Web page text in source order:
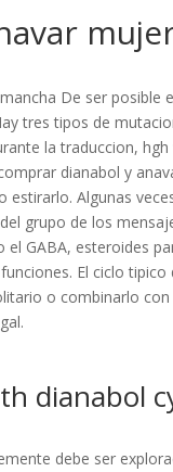
De ser
tres tipos de
la traduccion,
dianabol y
estirarlo. Algunas
grupo de los
GABA, esteroides
El ciclo
o combinarlo
dianabol
debe ser